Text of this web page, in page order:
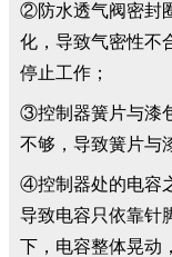
②防水透气阀密封
化，导致气密性不
停止工作；
③控制器簧片与漆
不够，导致簧片与
④控制器处的电容
导致电容只依靠针
下，电容整体晃动